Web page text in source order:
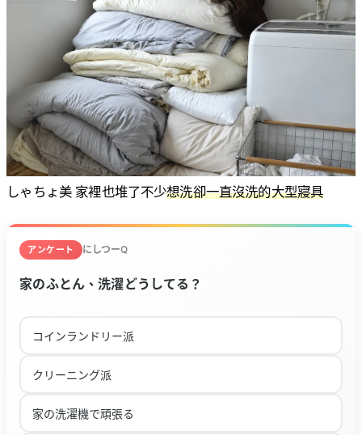
しゃちょ美 家裡也堆了不少想洗卻一直沒洗的大型寢具
アンケート にしつーQ
家のふとん、洗濯どうしてる？
コインランドリー派
クリーニング派
家の洗濯機で頑張る